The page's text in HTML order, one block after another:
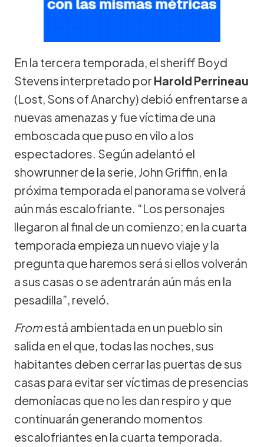
En la tercera temporada, el sheriff Boyd
Stevens interpretado por Harold Perrineau
(Lost, Sons of Anarchy) debió enfrentarse a
nuevas amenazas y fue víctima de una
emboscada que puso en vilo a los
espectadores. Según adelantó el
showrunner de la serie, John Griffin, en la
próxima temporada el panorama se volverá
aún más escalofriante. “Los personajes
llegaron al final de un comienzo; en la cuarta
temporada empieza un nuevo viaje y la
pregunta que haremos será si ellos volverán
a sus casas o se adentrarán aún más en la
pesadilla”, reveló.
Fromestá ambientada en un pueblo sin
salida en el que, todas las noches, sus
habitantes deben cerrar las puertas de sus
casas para evitar ser víctimas de presencias
demoníacas que no les dan respiro y que
continuarán generando momentos
escalofriantes en la cuarta temporada.